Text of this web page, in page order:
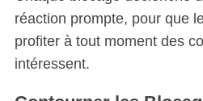
réaction prompte, pour que
profiter à tout moment des
intéressent.